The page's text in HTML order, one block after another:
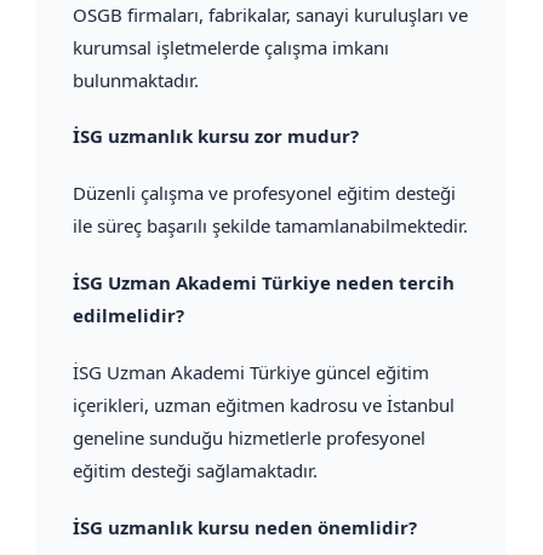
OSGB firmaları, fabrikalar, sanayi kuruluşları ve
kurumsal işletmelerde çalışma imkanı
bulunmaktadır.
İSG uzmanlık kursu zor mudur?
Düzenli çalışma ve profesyonel eğitim desteği
ile süreç başarılı şekilde tamamlanabilmektedir.
İSG Uzman Akademi Türkiye neden tercih
edilmelidir?
İSG Uzman Akademi Türkiye güncel eğitim
içerikleri, uzman eğitmen kadrosu ve İstanbul
geneline sunduğu hizmetlerle profesyonel
eğitim desteği sağlamaktadır.
İSG uzmanlık kursu neden önemlidir?